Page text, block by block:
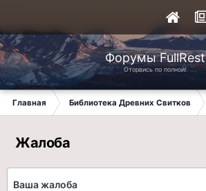
Форумы FullRest
Оторвись по полной!
Главная Библиотека Древних Свитков
Жалоба
Ваша жалоба